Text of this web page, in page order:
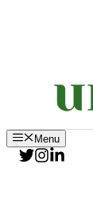
Menu